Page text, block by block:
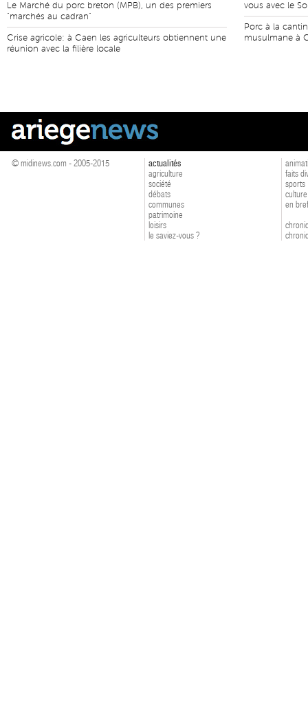
Le Marché du porc breton (MPB), un des premiers
"marchés au cadran"
Crise agricole: à Caen les agriculteurs obtiennent une
réunion avec la filière locale
vous avec le
Porc à la
musulmane à
© midinews.com - 2005-2015
actualités
agriculture
société
débats
communes
patrimoine
loisirs
le saviez-vous ?
faits
sports
culture
en bref